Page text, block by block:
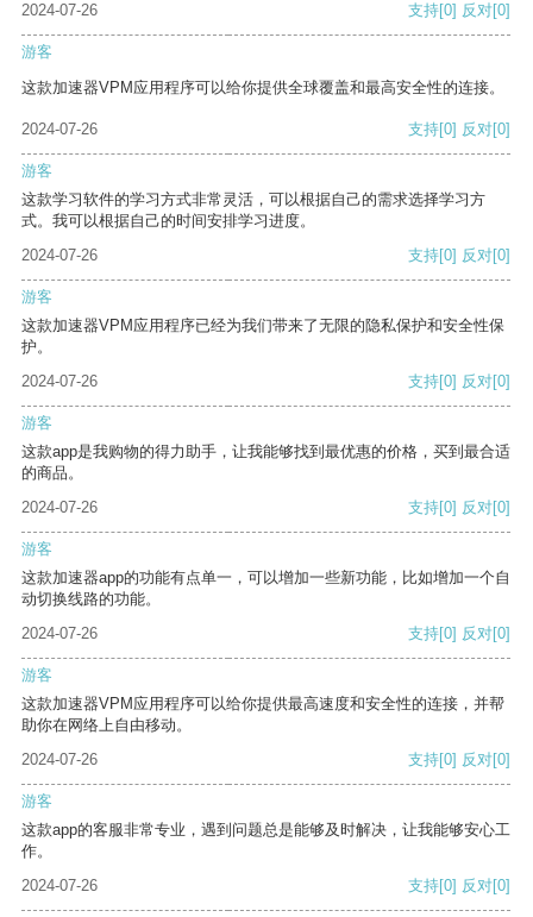
2024-07-26 支持[0] 反对[0]
游客
这款加速器VPM应用程序可以给你提供全球覆盖和最高安全性的连接。
2024-07-26 支持[0] 反对[0]
游客
这款学习软件的学习方式非常灵活，可以根据自己的需求选择学习方
式。我可以根据自己的时间安排学习进度。
2024-07-26
支持[0] 反对[0]
游客
这款加速器VPM应用程序已经为我们带来了无限的隐私保护和安全性保
护。
2024-07-26
支持[0] 反对[0]
游客
这款app是我购物的得力助手，让我能够找到最优惠的价格，买到最合适
的商品。
2024-07-26
支持[0] 反对[0]
游客
这款加速器app的功能有点单一，可以增加一些新功能，比如增加一个自
动切换线路的功能。
2024-07-26
支持[0] 反对[0]
游客
这款加速器VPM应用程序可以给你提供最高速度和安全性的连接，并帮
助你在网络上自由移动。
2024-07-26
支持[0] 反对[0]
游客
这款app的客服非常专业，遇到问题总是能够及时解决，让我能够安心工
作。
2024-07-26
支持[0] 反对[0]